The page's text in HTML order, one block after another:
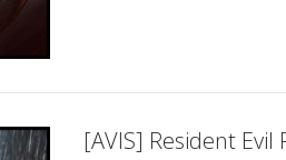
[AVIS] Resident Evil